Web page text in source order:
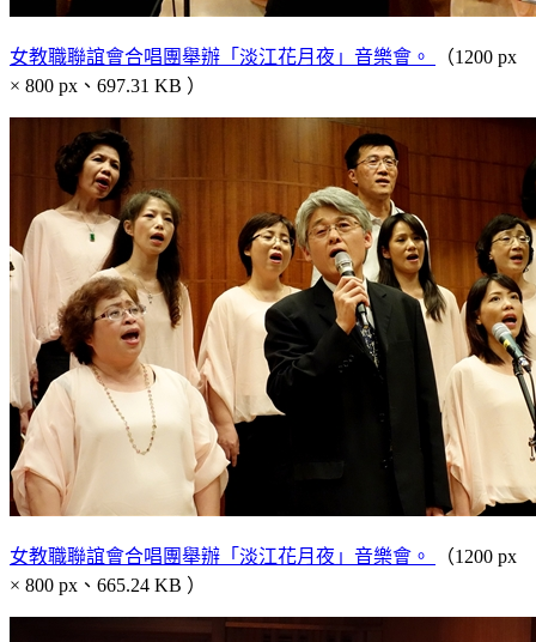
女教職聯誼會合唱團舉辦「淡江花月夜」音樂會。
（1200 px
× 800 px、697.31 KB ）
女教職聯誼會合唱團舉辦「淡江花月夜」音樂會。
（1200 px
× 800 px、665.24 KB ）